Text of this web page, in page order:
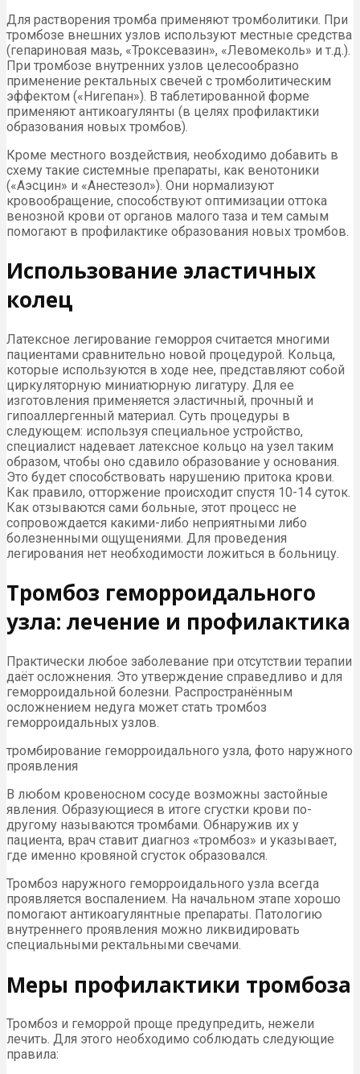
Для растворения тромба применяют тромболитики. При
тромбозе внешних узлов используют местные средства
(гепариновая мазь, «Троксевазин», «Левомеколь» и т.д.).
При тромбозе внутренних узлов целесообразно
применение ректальных свечей с тромболитическим
эффектом («Нигепан»). В таблетированной форме
применяют антикоагулянты (в целях профилактики
образования новых тромбов).
Кроме местного воздействия, необходимо добавить в
схему такие системные препараты, как венотоники
(«Аэсцин» и «Анестезол»). Они нормализуют
кровообращение, способствуют оптимизации оттока
венозной крови от органов малого таза и тем самым
помогают в профилактике образования новых тромбов.
Использование эластичных
колец
Латексное легирование геморроя считается многими
пациентами сравнительно новой процедурой. Кольца,
которые используются в ходе нее, представляют собой
циркуляторную миниатюрную лигатуру. Для ее
изготовления применяется эластичный, прочный и
гипоаллергенный материал. Суть процедуры в
следующем: используя специальное устройство,
специалист надевает латексное кольцо на узел таким
образом, чтобы оно сдавило образование у основания.
Это будет способствовать нарушению притока крови.
Как правило, отторжение происходит спустя 10-14 суток.
Как отзываются сами больные, этот процесс не
сопровождается какими-либо неприятными либо
болезненными ощущениями. Для проведения
легирования нет необходимости ложиться в больницу.
Тромбоз геморроидального
узла: лечение и профилактика
Практически любое заболевание при отсутствии терапии
даёт осложнения. Это утверждение справедливо и для
геморроидальной болезни. Распространённым
осложнением недуга может стать тромбоз
геморроидальных узлов.
тромбирование геморроидального узла, фото наружного
проявления
В любом кровеносном сосуде возможны застойные
явления. Образующиеся в итоге сгустки крови по-
другому называются тромбами. Обнаружив их у
пациента, врач ставит диагноз «тромбоз» и указывает,
где именно кровяной сгусток образовался.
Тромбоз наружного геморроидального узла всегда
проявляется воспалением. На начальном этапе хорошо
помогают антикоагулянтные препараты. Патологию
внутреннего проявления можно ликвидировать
специальными ректальными свечами.
Меры профилактики тромбоза
Тромбоз и геморрой проще предупредить, нежели
лечить. Для этого необходимо соблюдать следующие
правила: